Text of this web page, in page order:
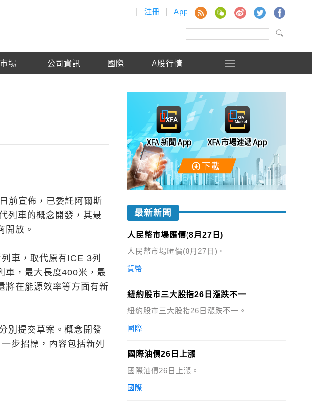
注冊 App
市場 公司資訊 國際 A股行情
前宣佈，已委託阿爾斯
列車的概念開發，其最
開放。
車，取代原有ICE 3列
車，最大長度400米，最
將在能源效率等方面有新
別提交草案。概念開發
步招標，內容包括新列
最新新聞
人民幣市場匯價(8月27日)
人民幣市場匯價(8月27日)。
貨幣
紐約股市三大股指26日漲跌不一
紐約股市三大股指26日漲跌不一。
國際
國際油價26日上漲
國際油價26日上漲。
國際